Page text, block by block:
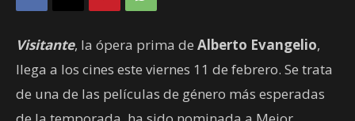
Visitante, la ópera prima de Alberto Evangelio,
llega a los cines este viernes 11 de febrero. Se trata
de una de las películas de género más esperadas